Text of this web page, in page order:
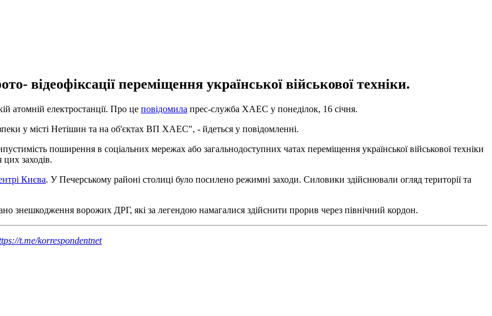
відеофіксації переміщення української військової техніки.
атомній електростанції. Про це повідомила прес-служба ХАЕС у понеділок, 16 січня.
у місті Нетішин та на об'єктах ВП ХАЕС", - йдеться у повідомленні.
поширення в соціальних мережах або загальнодоступних чатах переміщення української військової техніки
заходів.
Києва. У Печерському районі столиці було посилено режимні заходи. Силовики здійснювали огляд території та
знешкодження ворожих ДРГ, які за легендою намагалися здійснити прорив через північний кордон.
t.me/korrespondentnet